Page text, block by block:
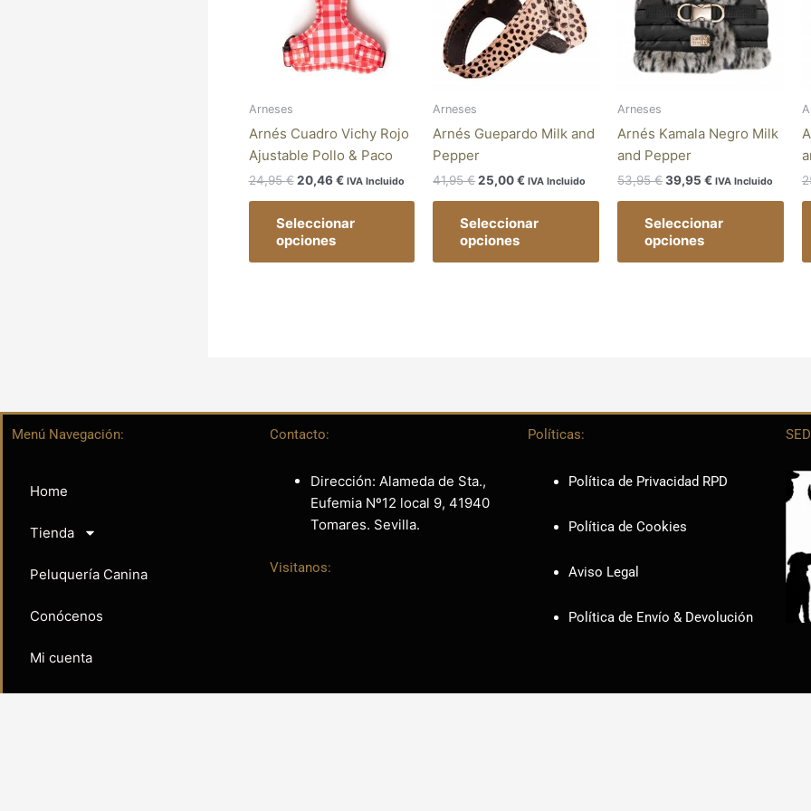
Arneses
Arnés Cuadro Vichy Rojo
Ajustable Pollo & Paco
24,95€ 20,46€ IVA Incluido
Seleccionar
opciones
variantes.
opciones
pueden
elegir
producto
Arneses
Arnés Guepardo Milk and
Pepper
41,95€ 25,00€ IVA Incluido
Seleccionar
opciones
variantes.
opciones
pueden
elegir
producto
Arneses
Arnés Kamala Negro Milk
and Pepper
53,95€39,95 € IVA Incluido
Seleccionar
opciones
Menú Navegación:
Home
Tienda
Peluquería Canina
Conócenos
Mi cuenta
Contacto:
Dirección: Alameda de Sta.,
Eufemia Nº12 local 9, 41940
Tomares. Sevilla.
Visitanos:
Políticas:
Política de Privacidad RPD
Política de Cookies
Aviso Legal
Política de Envío & Devolución